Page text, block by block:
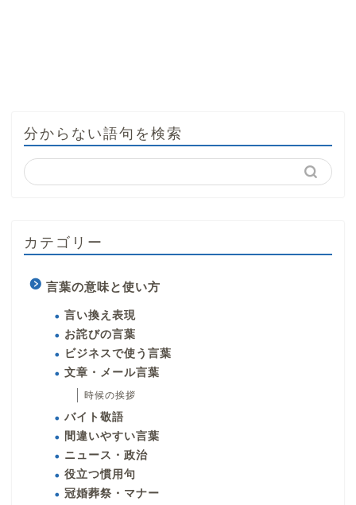
分からない語句を検索
カテゴリー
言葉の意味と使い方
言い換え表現
お詫びの言葉
ビジネスで使う言葉
文章・メール言葉
時候の挨拶
バイト敬語
間違いやすい言葉
ニュース・政治
役立つ慣用句
冠婚葬祭・マナー